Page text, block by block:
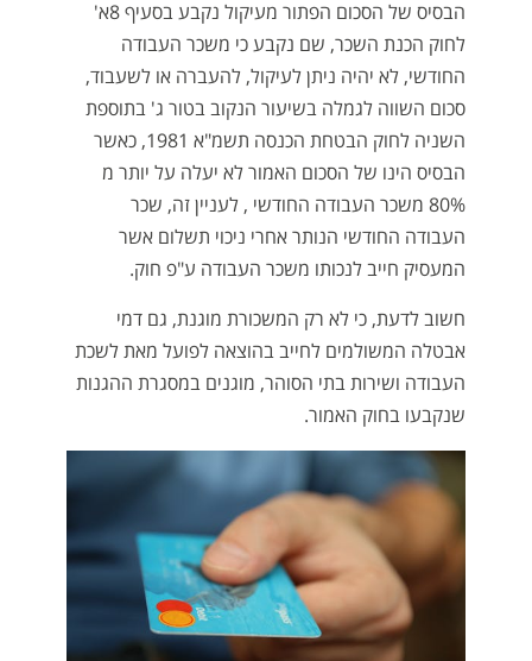
הבסיס של הסכום הפתור מעיקול נקבע בסעיף 8א'
לחוק הכנת השכר, שם נקבע כי משכר העבודה
החודשי, לא יהיה ניתן לעיקול, להעברה או לשעבוד,
סכום השווה לגמלה בשיעור הנקוב בטור ג' בתוספת
השניה לחוק הבטחת הכנסה תשמ"א 1981, כאשר
הבסיס הינו של הסכום האמור לא יעלה על יותר מ
80% משכר העבודה החודשי , לעניין זה, שכר
העבודה החודשי הנותר אחרי ניכוי תשלום אשר
המעסיק חייב לנכותו משכר העבודה ע"פ חוק.
חשוב לדעת, כי לא רק המשכורת מוגנת, גם דמי
אבטלה המשולמים לחייב בהוצאה לפועל מאת לשכת
העבודה ושירות בתי הסוהר, מוגנים במסגרת ההגנות
שנקבעו בחוק האמור.